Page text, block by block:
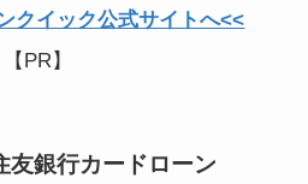
クイック公式サイトへ<<
【PR】
友銀行カードローン